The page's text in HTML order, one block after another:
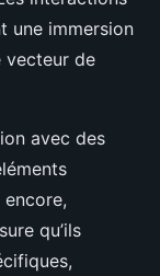
une immersion
vecteur de
avec des
qu’ils